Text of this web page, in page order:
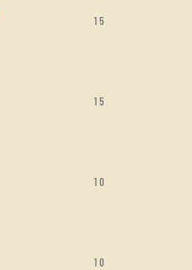
15
15
10
10